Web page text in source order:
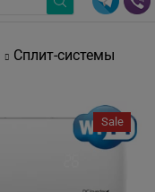
Сплит-системы
Sale